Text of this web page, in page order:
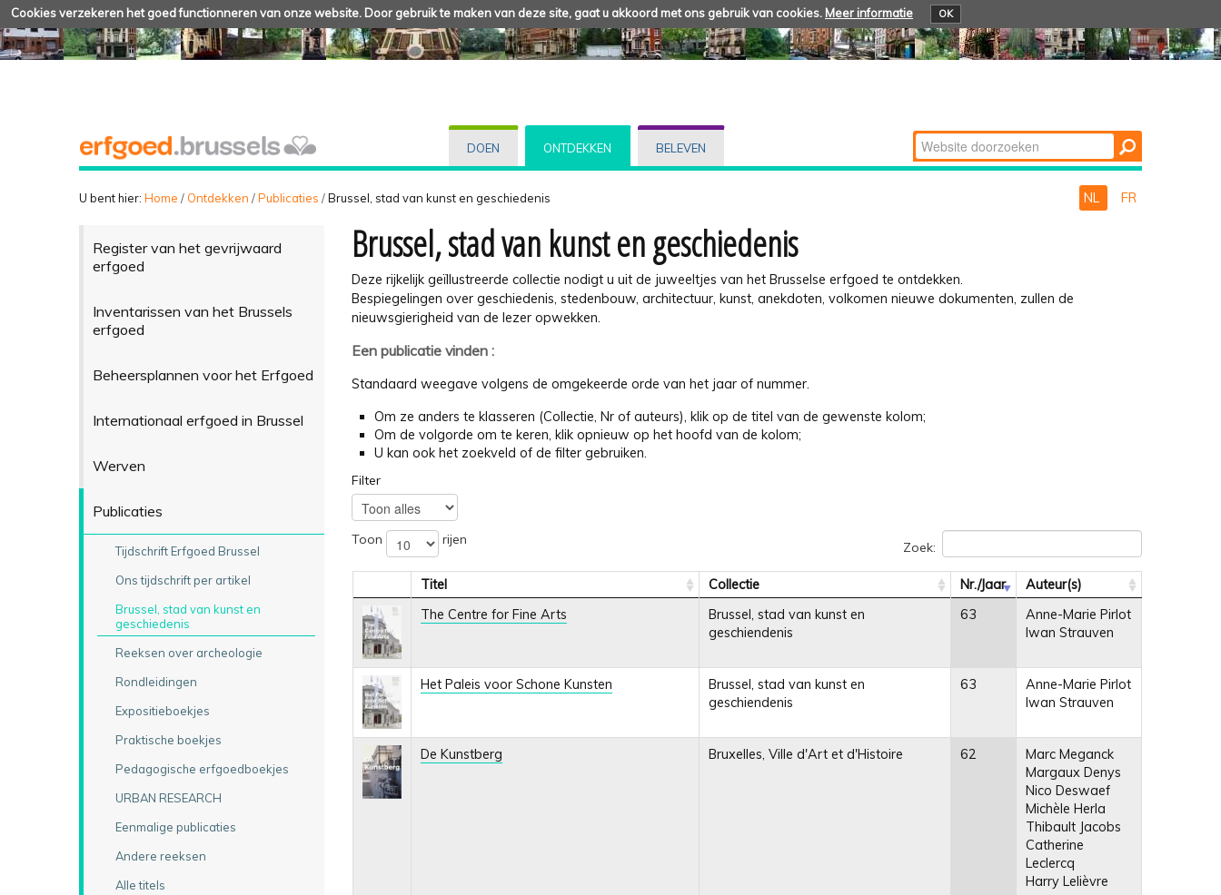
Cookies verzekeren het goed functionneren van onze website. Door gebruik te maken van deze site, gaat u akkoord met ons gebruik van cookies. Meer informatie OK
DOEN ONTDEKKEN BELEVEN Zoek
Geavanceerd
U bent hier: Home / Ontdekken /Publicaties /Brussel, stad van kunst en geschiedenis NL FR
Register van het gevrijwaard
erfgoed
Inventarissen van het Brussels
erfgoed
Beheersplannen voor het Erfgoed
Internationaal erfgoed in Brussel
Werven
Publicaties
Tijdschrift Erfgoed Brussel
Ons tijdschrift per artikel
Brussel, stad van kunst en
geschiedenis
Reeksen over archeologie
Rondleidingen
Expositieboekjes
Praktische boekjes
Pedagogische erfgoedboekjes
URBAN RESEARCH
Eenmalige publicaties
Andere reeksen
Alle titels
Brussel, stad van kunst en geschiedenis
Deze rijkelijk geïllustreerde collectie nodigt u uit de juweeltjes van het Brusselse erfgoed te ontdekken.
Bespiegelingen over geschiedenis, stedenbouw, architectuur, kunst, anekdoten, volkomen nieuwe dokumenten, zullen de
nieuwsgierigheid van de lezer opwekken.
Een publicatie vinden :
Standaard weegave volgens de omgekeerde orde van het jaar of nummer.
Om ze anders te klasseren (Collectie, Nr of auteurs), klik op de titel van de gewenste kolom;
Om de volgorde om te keren, klik opnieuw op het hoofd van de kolom;
U kan ook het zoekveld of de filter gebruiken.
Filter
Toon rijen Zoek:
Titel Collectie Nr./Jaar
Auteur(s)
The Centre for Fine Arts
Brussel, stad van kunst en
geschiendenis
63
Anne-Marie Pirlot
Iwan Strauven
Het Paleis voor Schone Kunsten
Brussel, stad van kunst en
geschiendenis
63
Anne-Marie Pirlot
Iwan Strauven
De Kunstberg Bruxelles, Ville d'Art et d'Histoire 62
Marc Meganck
Margaux Denys
Nico Deswaef
Michèle Herla
Thibault Jacobs
Catherine
Leclercq
Harry Lelièvre